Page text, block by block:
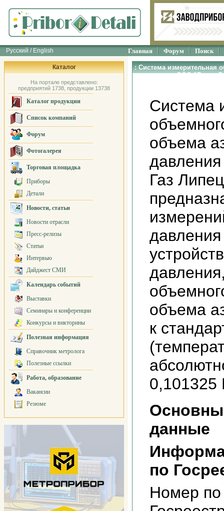
Русский / English Главная Форум Поиск
Каталог
На портале представлено:
предприятий 1738, продукции 13738
Каталог продукции
Список компаний
Форум
Фотогалерея
Торговая площадка
Приборы
Детали
Новости, статьи
Новости отрасли
Пресс-релизы
Статьи
Интервью
Дайджест СМИ
Календарь событий
Выставки
Семинары и конференции
Конкурсы и викторины
Полезная информация
Справочник метролога
Полезные ссылки
Работа, образование
Вакансии
Резюме
: Система измерительная
давления от ООО "Линде
Система
объема
Газ
объема
к
данные
по
Номер по